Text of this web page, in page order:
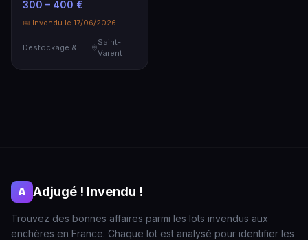
300 – 400 €
📅 Invendu le 17/06/2026
Saint-
Varent
A Adjugé ! Invendu !
Trouvez des bonnes affaires parmi les lots invendus aux
enchères en France. Chaque lot est analysé pour identifier les